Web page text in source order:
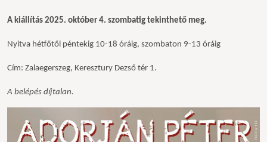
A kiállítás 2025. október 4. szombatig tekinthető meg.
Nyitva hétfőtől péntekig 10-18 óráig, szombaton 9-13 óráig
Cím: Zalaegerszeg, Keresztury Dezső tér 1.
A belépés díjtalan.